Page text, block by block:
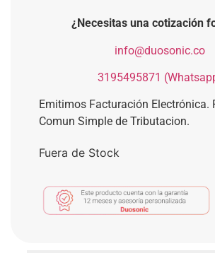
¿Necesitas una cotización
info@duosonic.co
3195495871
Emitimos Facturación Electrónica.
Comun Simple de Tributacion.
Fuera de Stock